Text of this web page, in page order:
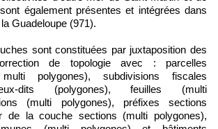
également présentes et intégrées dans
Guadeloupe (971).
sont constituées par juxtaposition des
de topologie avec : parcelles
polygones), subdivisions fiscales
dits (polygones), feuilles (multi
(multi polygones), préfixes sections
de la couche sections (multi polygones),